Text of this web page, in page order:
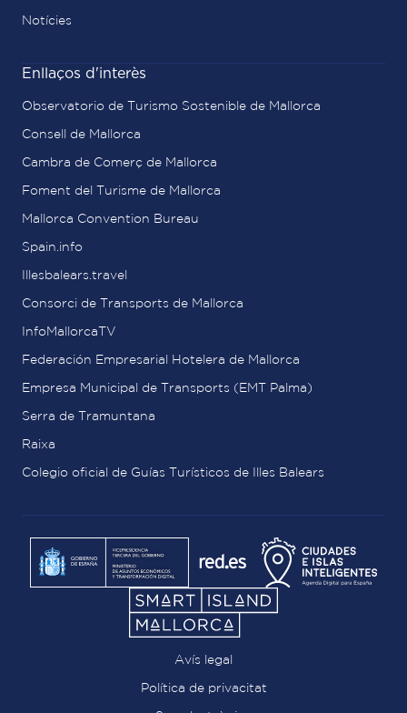
Notícies
Enllaços d'interès
Observatorio de Turismo Sostenible de Mallorca
Consell de Mallorca
Cambra de Comerç de Mallorca
Foment del Turisme de Mallorca
Mallorca Convention Bureau
Spain.info
Illesbalears.travel
Consorci de Transports de Mallorca
InfoMallorcaTV
Federación Empresarial Hotelera de Mallorca
Empresa Municipal de Transports (EMT Palma)
Serra de Tramuntana
Raixa
Colegio oficial de Guías Turísticos de Illes Balears
Avís legal
Política de privacitat